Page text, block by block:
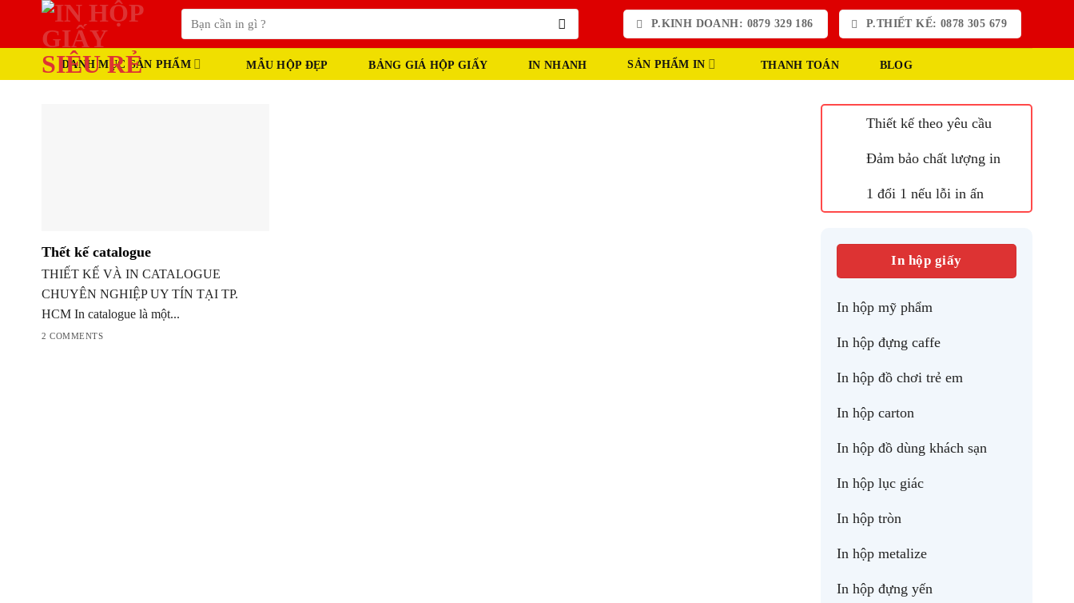
kiếm:
P.KINH DOANH: 0879 329 186 P.THIẾT KẾ: 0878 305 679
DANH MỤC SẢN PHẨM MẪU HỘP ĐẸP BẢNG GIÁ HỘP GIẤY IN NHANH SẢN PHẨM IN THANH TOÁN BLOG
Thết kế catalogue
THIẾT KẾ VÀ IN CATALOGUE
CHUYÊN NGHIỆP UY TÍN TẠI TP.
HCM In catalogue là một...
2 COMMENTS
Thiết kế theo yêu cầu
Đảm bảo chất lượng in
1 đổi 1 nếu lỗi in ấn
In hộp giấy
In hộp mỹ phẩm
In hộp đựng caffe
In hộp đồ chơi trẻ em
In hộp carton
In hộp đồ dùng khách sạn
In hộp lục giác
In hộp tròn
In hộp metalize
In hộp đựng yến